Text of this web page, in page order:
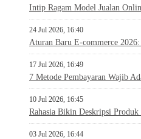
Intip Ragam Model Jualan
24 Jul 2026, 16:40
Aturan Baru E-commerce
17 Jul 2026, 16:49
7 Metode Pembayaran Wajib
10 Jul 2026, 16:45
Rahasia Bikin Deskripsi
03 Jul 2026, 16:44